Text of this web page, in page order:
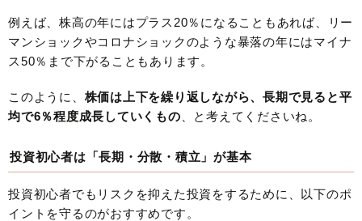
例えば、株高の年にはプラス20％になることもあれば、リー
マンショックやコロナショックのような暴落の年にはマイナ
ス50％まで下がることもあります。
このように、 株価は上下を繰り返しながら、長期で見ると平
均で6％程度成長していくもの 、と考えてくださいね。
投資初心者は「長期・分散・積立」が基本
投資初心者でもリスクを抑えた投資をするために、以下のポ
イントを守るのがおすすめです。